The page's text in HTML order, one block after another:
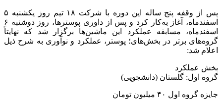
پس از وقفه پنج ساله این دوره با شرکت ۱۸ تیم روز یکشنبه ۵
اسفندماه، آغاز به‌کار کرد و پس از داوری پوسترها، روز دوشنبه ۶
اسفندماه، مسابقه عملکرد این ماشین‌ها برگزار شد که نهایتاً
گروه‌های برتر در بخش‌های؛ پوستر، عملکرد و نوآوری به شرح ذیل
اعلام شد:
بخش عملکرد
گروه اول: گلستان (دانشجویی)
جایزه گروه اول ۴۰ میلیون تومان